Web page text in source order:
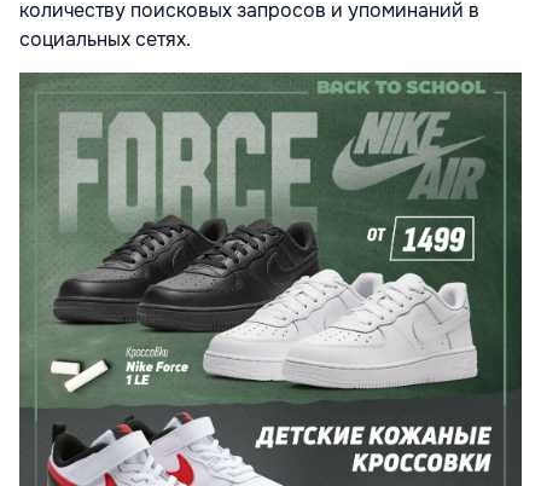
количеству поисковых запросов и упоминаний в
социальных сетях.